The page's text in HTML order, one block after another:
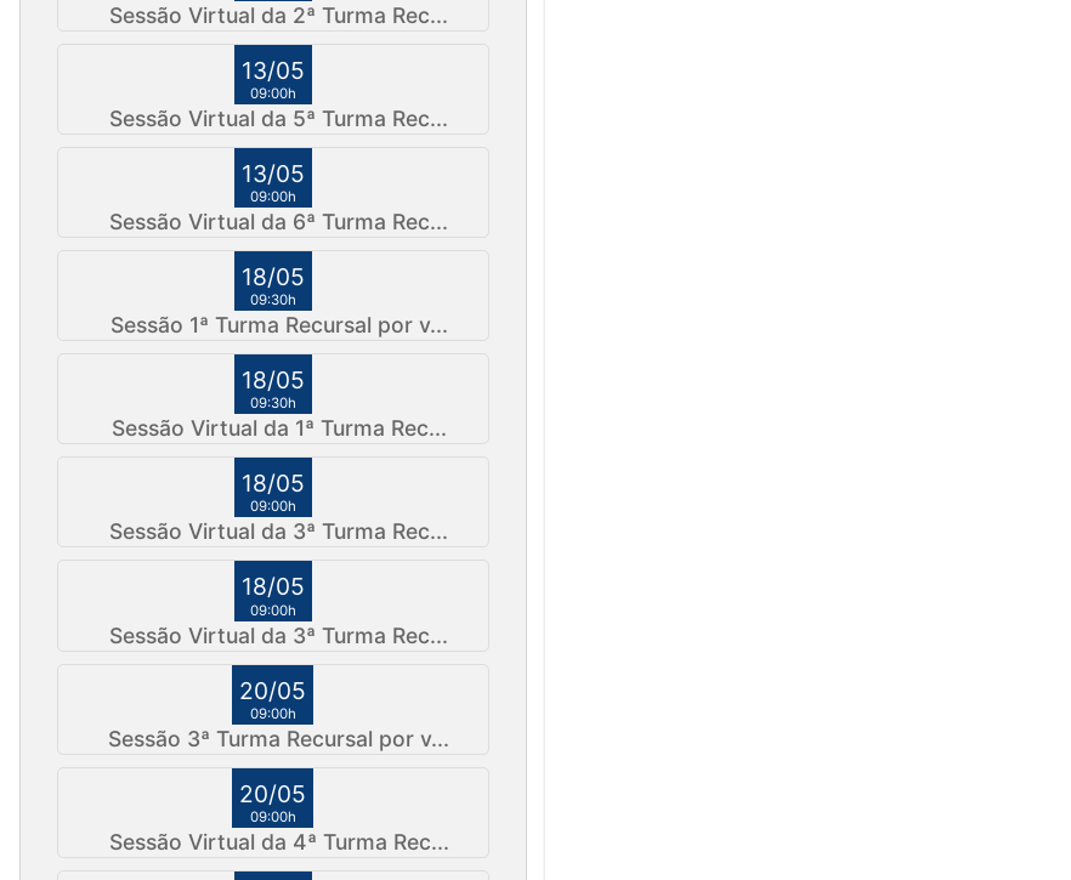
Sessão Virtual da 2ª Turma Rec...
13/05
09:00h
Sessão Virtual da 5ª Turma Rec...
13/05
09:00h
Sessão Virtual da 6ª Turma Rec...
18/05
09:30h
Sessão 1ª Turma Recursal por v...
18/05
09:30h
Sessão Virtual da 1ª Turma Rec...
18/05
09:00h
Sessão Virtual da 3ª Turma Rec...
18/05
09:00h
Sessão Virtual da 3ª Turma Rec...
20/05
09:00h
Sessão 3ª Turma Recursal por v...
20/05
09:00h
Sessão Virtual da 4ª Turma Rec...